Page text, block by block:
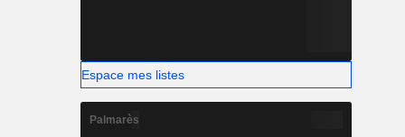
Espace mes listes
Palmarès